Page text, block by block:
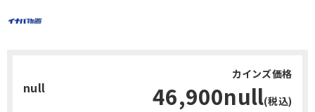
null
カインズ価格
46,900null(税込)